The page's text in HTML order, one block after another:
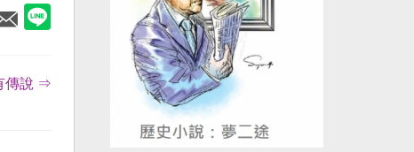
傳說 ⇒